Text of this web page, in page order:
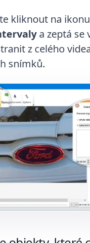
kliknout na
a zeptá se
z celého
snímků.